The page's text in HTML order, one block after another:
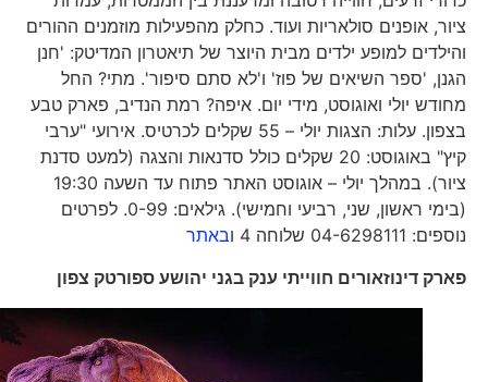
ציור, אופנים סולאריות ועוד. כחלק מהפעילות מוזמנים ההורים
והילדים למופע ילדים מבית היוצר של תיאטרון המדיטק: 'חנן
הגנן, 'ספר השיאים של פוז' ו'לא סתם סיפור'. מתי? החל
מחודש יולי ואוגוסט, מידי יום. איפה? רמת הנדיב, פארק טבע
בצפון. עלות: הצגות יולי – 55 שקלים לכרטיס. אירועי "ערבי
קיץ" באוגוסט: 20 שקלים כולל סדנאות והצגה (למעט סדנת
ציור). במהלך יולי – אוגוסט האתר פתוח עד השעה 19:30
(בימי ראשון, שני, רביעי וחמישי). גילאים: 0-99. לפרטים
נוספים: 04-6298111 שלוחה 4 ו
באתר
פארק דינוזאורים חווייתי ענק בגני יהושע ספורטק צפון